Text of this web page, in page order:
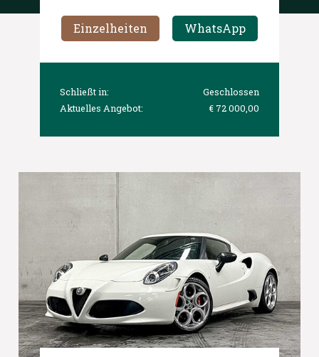
Einzelheiten WhatsApp
Schließt in:
Geschlossen
Aktuelles Angebot:
€ 72 000,00